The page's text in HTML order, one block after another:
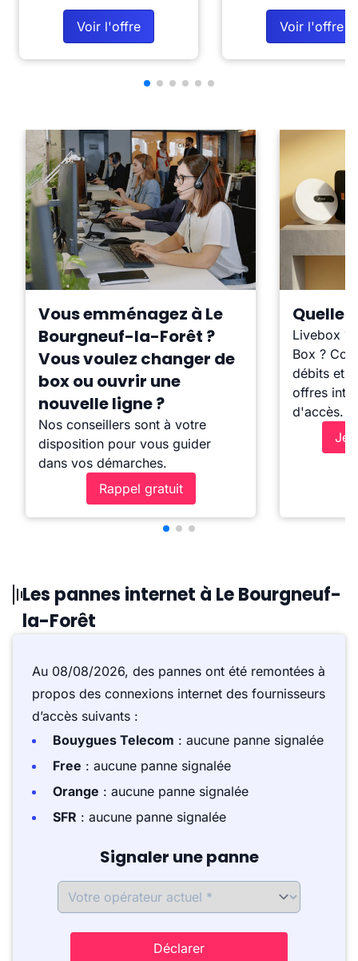
Voir l'offre Voir l'offre
Vous emménagez à Le
Bourgneuf-la-Forêt ?
Vous voulez changer de
box ou ouvrir une
nouvelle ligne ?
Nos conseillers sont à votre
disposition pour vous guider
dans vos démarches.
Rappel gratuit
Quelle
Livebox ?
Box ?
débits et
offres
d'accès.
Je
Les pannes internet à Le Bourgneuf-
la-Forêt
Au 08/08/2026, des pannes ont été remontées à
propos des connexions internet des fournisseurs
d’accès suivants :
Bouygues Telecom : aucune panne signalée
Free : aucune panne signalée
Orange : aucune panne signalée
SFR : aucune panne signalée
Signaler une panne
Déclarer